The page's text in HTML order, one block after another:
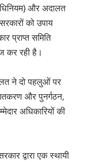
और अदालत
को उपाय
प्राप्त समिति
कर रही है।
ने दो पहलुओं पर
और पुनर्गठन,
अधिकारियों की
द्वारा एक स्थायी